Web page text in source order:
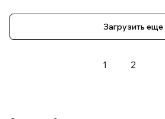
Загрузить еще
1 2